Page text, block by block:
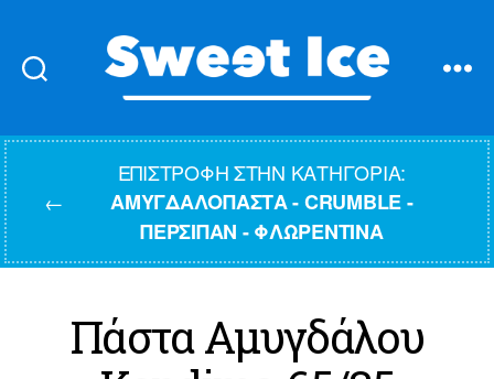
Ice
←
ΕΠΙΣΤΡΟΦΉ ΣΤΗΝ ΚΑΤΗΓΟΡΊΑ:
ΑΜΥΓΔΑΛΌΠΑΣΤΑ - CRUMBLE -
ΠΈΡΣΙΠΑΝ - ΦΛΩΡΕΝΤΊΝΑ
Πάστα Αμυγδάλου